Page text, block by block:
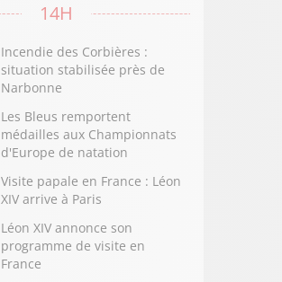
14H
Incendie des Corbières :
situation stabilisée près de
Narbonne
Les Bleus remportent
médailles aux Championnats
d'Europe de natation
Visite papale en France : Léon
XIV arrive à Paris
Léon XIV annonce son
programme de visite en
France